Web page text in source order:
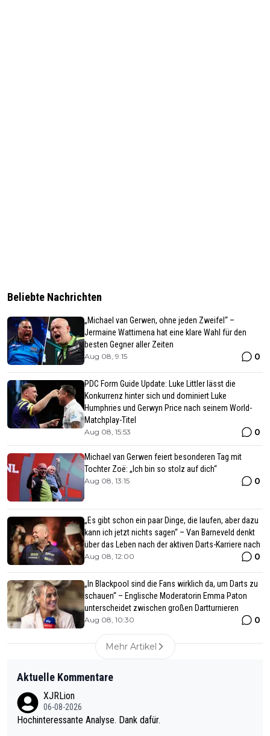
Beliebte Nachrichten
„Michael van Gerwen, ohne jeden Zweifel“ –
Jermaine Wattimena hat eine klare Wahl für den
besten Gegner aller Zeiten
Aug 08, 9:15 0
PDC Form Guide Update: Luke Littler lässt die
Konkurrenz hinter sich und dominiert Luke
Humphries und Gerwyn Price nach seinem World-
Matchplay-Titel
Aug 08, 15:53 0
Michael van Gerwen feiert besonderen Tag mit
Tochter Zoë: „Ich bin so stolz auf dich“
Aug 08, 13:15 0
„Es gibt schon ein paar Dinge, die laufen, aber dazu
kann ich jetzt nichts sagen“ – Van Barneveld denkt
über das Leben nach der aktiven Darts-Karriere nach
Aug 08, 12:00 0
„In Blackpool sind die Fans wirklich da, um Darts zu
schauen“ – Englische Moderatorin Emma Paton
unterscheidet zwischen großen Dartturnieren
Aug 08, 10:30 0
Mehr Artikel
Aktuelle Kommentare
XJRLion
06-08-2026
Hochinteressante Analyse. Dank dafür.